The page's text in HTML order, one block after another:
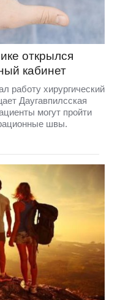
открылся
кабинет
работу хирургический
Даугавпилсская
могут пройти
швы.